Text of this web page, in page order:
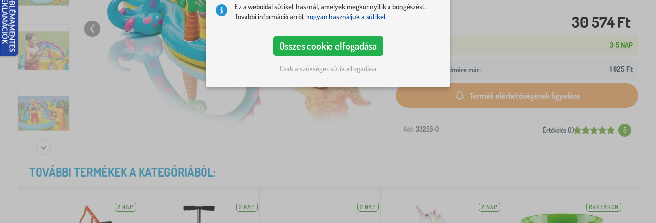
30 574 Ft
3-5 NAP
Kiszállítás az Ön címére már: 1 925 Ft
Termék elérhetőségének figyelése
Kód: 33259-0 Értékelés (1) 5
TOVÁBBI TERMÉKEK A KATEGÓRIÁBÓL:
2 NAP 2 NAP 2 NAP 2 NAP RAKTÁRON
Ez a weboldal sütiket használ, amelyek megkönnyítik a böngészést.
További információ arról, hogyan használjuk a sütiket.
Összes cookie elfogadása
Csak a szükséges sütik elfogadása